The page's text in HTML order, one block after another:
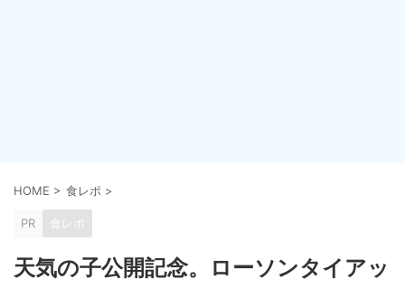
HOME > 食レポ >
PR 食レポ
天気の子公開記念。ローソンタイアッ